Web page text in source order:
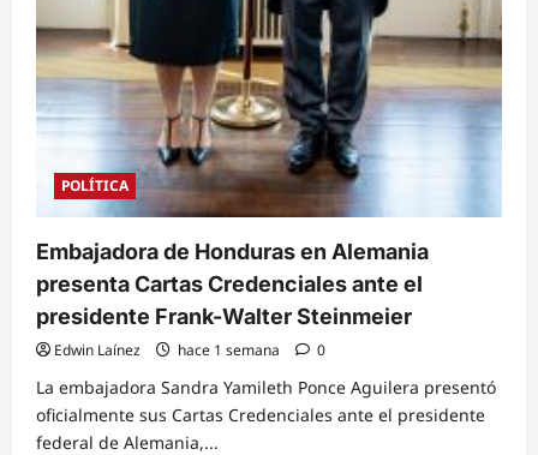
POLÍTICA
Embajadora de Honduras en Alemania
presenta Cartas Credenciales ante el
presidente Frank-Walter Steinmeier
Edwin Laínez hace 1 semana 0
La embajadora Sandra Yamileth Ponce Aguilera presentó
oficialmente sus Cartas Credenciales ante el presidente
federal de Alemania,...